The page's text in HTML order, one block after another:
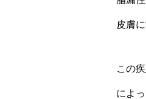
皮膚
この
によ